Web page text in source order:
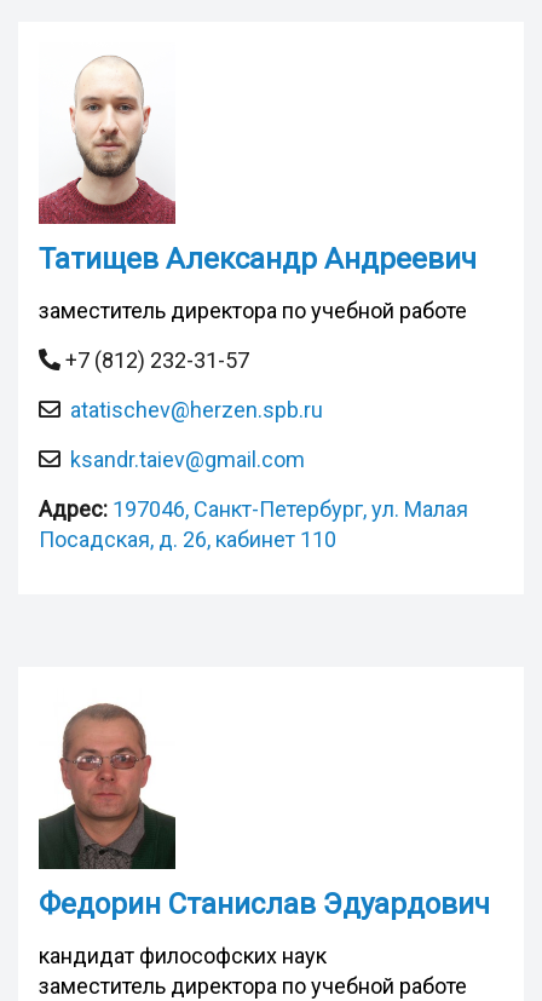
Татищев Александр Андреевич
заместитель директора по учебной работе
+7 (812) 232-31-57
atatischev@herzen.spb.ru
ksandr.taiev@gmail.com
Адрес: 197046, Санкт-Петербург, ул. Малая
Посадская, д. 26, кабинет 110
Федорин Станислав Эдуардович
кандидат философских наук
заместитель директора по учебной работе